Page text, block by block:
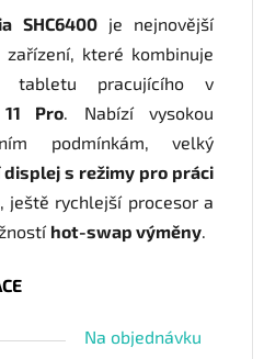
SHC6400je nejnovější
které kombinuje
tabletu pracujícího v
Pro. Nabízí vysokou
podmínkám, velký
s režimy pro práci
, ještě rychlejší procesor a
hot-swap výměny.
Na objednávku